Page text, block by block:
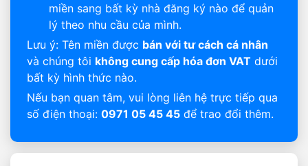
miền sang bất kỳ nhà đăng ký nào để quản
lý theo nhu cầu của mình.
Lưu ý: Tên miền được bán với tư cách cá nhân
và chúng tôi không cung cấp hóa đơn VAT dưới
bất kỳ hình thức nào.
Nếu bạn quan tâm, vui lòng liên hệ trực tiếp qua
số điện thoại: 0971 05 45 45 để trao đổi thêm.